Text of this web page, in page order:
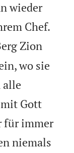
wieder
Chef.
Zion
wo sie
alle
Gott
für immer
niemals